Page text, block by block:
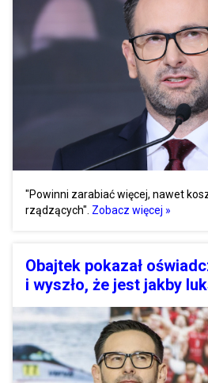
"Powinni zarabiać więcej, nawet
rządzących". Zobacz więcej »
Obajtek pokazał
i wyszło, że jest jakby